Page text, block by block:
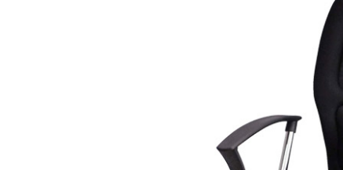
苗栗至基隆；其它地區暫不開放，如因特
本公司保有出貨的權利
保護物流人員的工作安全，賣家無提供吊
因大型傢俱有組裝、配送的問題，並非一
會再與您通知，讓你不用整天在家等貨，